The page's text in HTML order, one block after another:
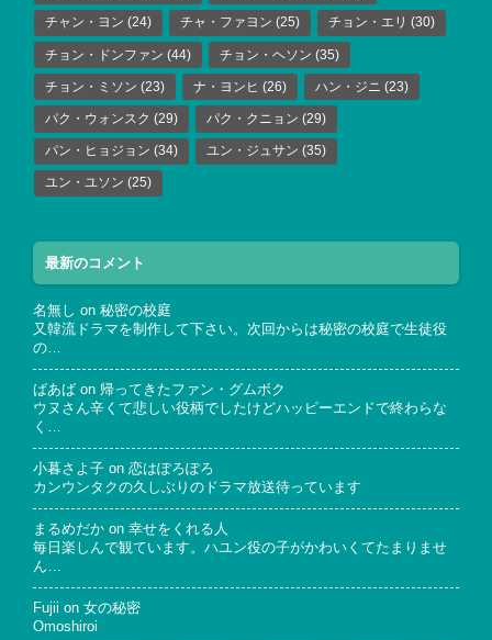
チャン・ヨン (24) チャ・ファヨン (25) チョン・エリ (30)
チョン・ドンファン (44) チョン・ヘソン (35)
チョン・ミソン (23) ナ・ヨンヒ (26) ハン・ジニ (23)
パク・ウォンスク (29) パク・クニョン (29)
パン・ヒョジョン (34) ユン・ジュサン (35)
ユン・ユソン (25)
最新のコメント
名無し on 秘密の校庭
又韓流ドラマを制作して下さい。次回からは秘密の校庭で生徒役
の…
ばあば on 帰ってきたファン・グムボク
ウヌさん辛くて悲しい役柄でしたけどハッピーエンドで終わらな
く…
小暮さよ子 on 恋はぽろぽろ
カンウンタクの久しぶりのドラマ放送待っています
まるめだか on 幸せをくれる人
毎日楽しんで観ています。ハユン役の子がかわいくてたまりませ
ん…
Fujii on 女の秘密
Omoshiroi